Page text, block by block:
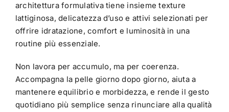
architettura formulativa tiene insieme texture
lattiginosa, delicatezza d’uso e attivi selezionati per
offrire idratazione, comfort e luminosità in una
routine più essenziale.
Non lavora per accumulo, ma per coerenza.
Accompagna la pelle giorno dopo giorno, aiuta a
mantenere equilibrio e morbidezza, e rende il gesto
quotidiano più semplice senza rinunciare alla qualità